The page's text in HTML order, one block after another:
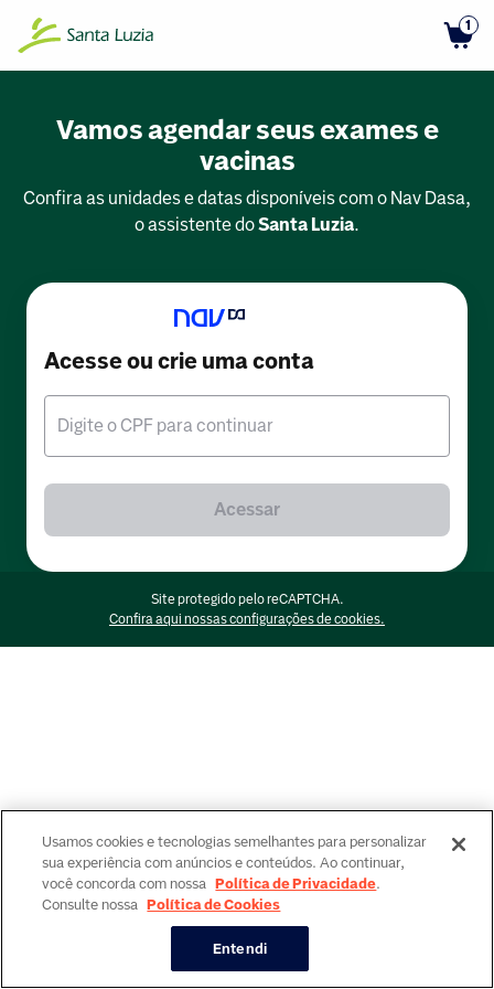
1
Vamos agendar seus exames e
vacinas
Confira as unidades e datas disponíveis com o Nav Dasa,
o assistente doSanta Luzia.
Acesse ou crie uma conta
Digite o CPF para continuar
Acessar
Site protegido pelo reCAPTCHA.
Confira aqui nossas configurações de cookies.
Usamos cookies e tecnologias semelhantes para personalizar
sua experiência com anúncios e conteúdos. Ao continuar,
você concorda com nossa Política de Privacidade.
Consulte nossa Política de Cookies
Entendi